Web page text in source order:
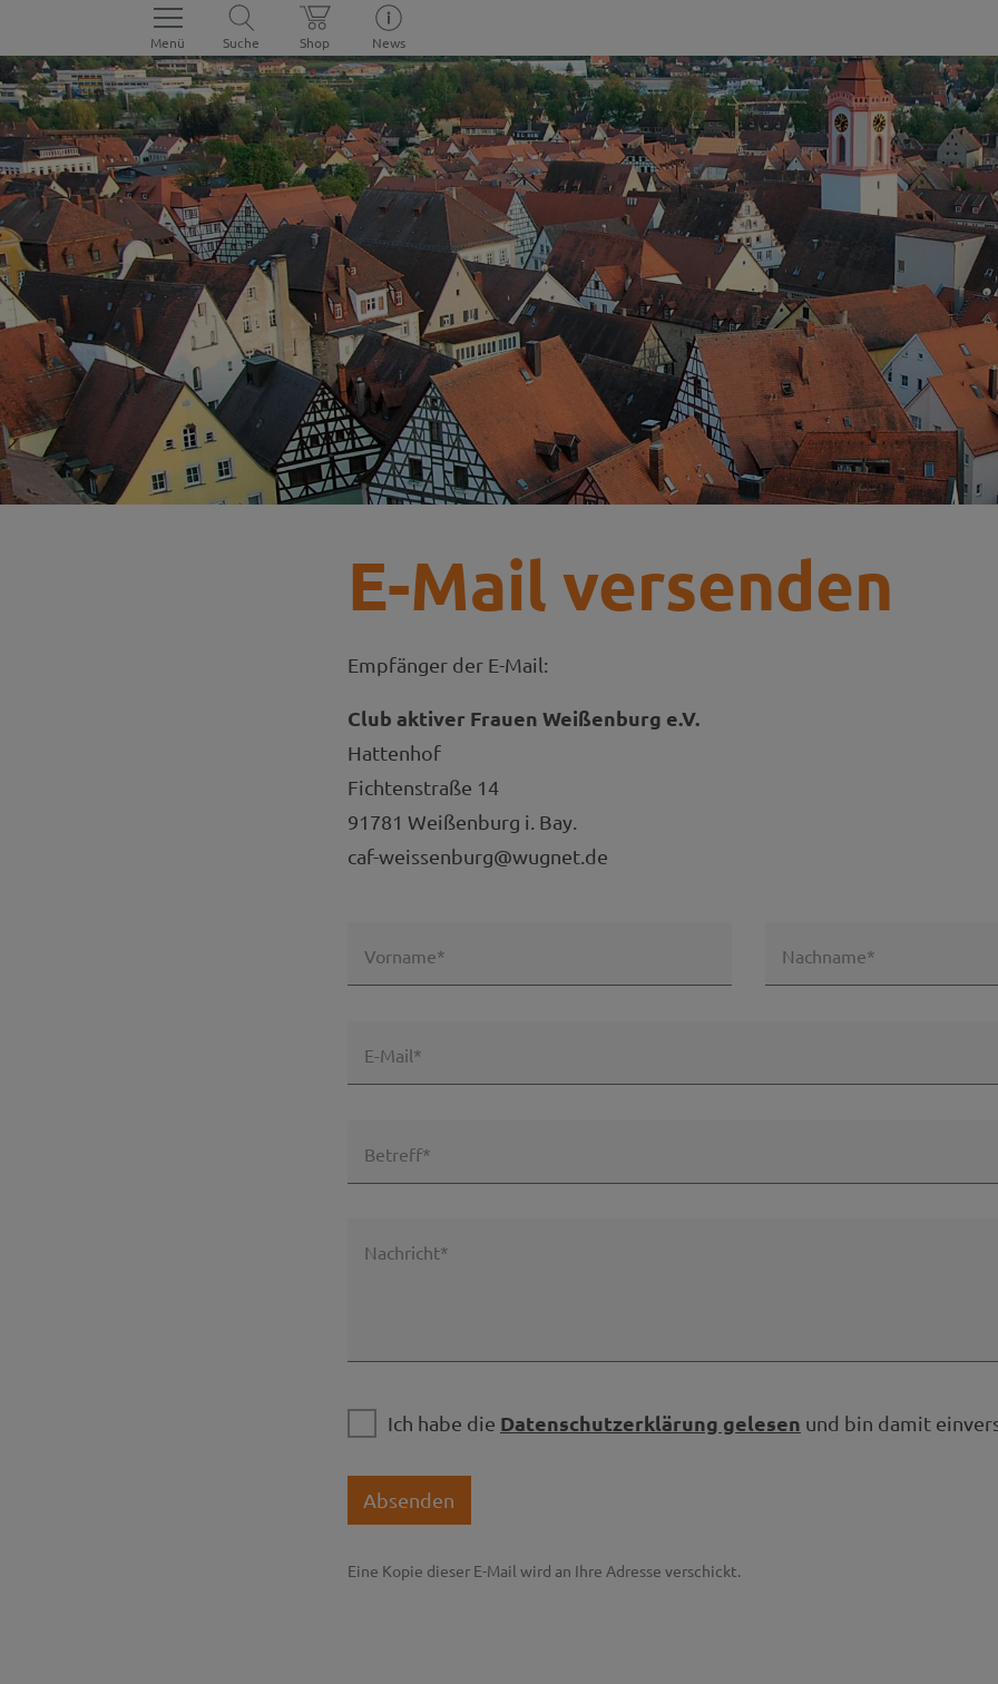
Menü Suche Shop News
E-Mail versenden
Empfänger der E-Mail:
Club aktiver Frauen Weißenburg e.V.
Hattenhof
Fichtenstraße 14
91781 Weißenburg i. Bay.
caf-weissenburg@wugnet.de
Vorname* Nachname*
E-Mail*
Betreff*
Nachricht*
Ich habe die Datenschutzerklärung gelesen und bin damit
Absenden
Eine Kopie dieser E-Mail wird an Ihre Adresse verschickt.